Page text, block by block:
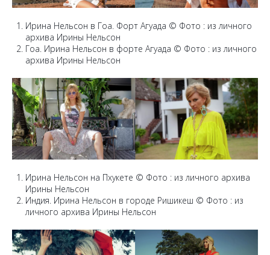
Ирина Нельсон в Гоа. Форт Агуада © Фото : из личного
архива Ирины Нельсон
Гоа. Ирина Нельсон в форте Агуада © Фото : из личного
архива Ирины Нельсон
Ирина Нельсон на Пхукете © Фото : из личного архива
Ирины Нельсон
Индия. Ирина Нельсон в городе Ришикеш © Фото : из
личного архива Ирины Нельсон